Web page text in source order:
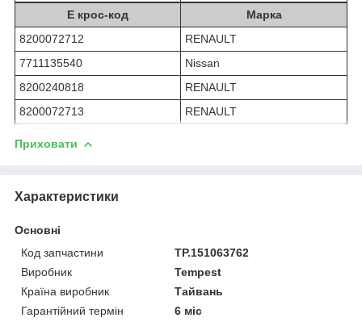
Е крос-код
Марка
8200072712
RENAULT
7711135540
Nissan
8200240818
RENAULT
8200072713
RENAULT
Приховати
Характеристики
Основні
Код запчастини
TP.151063762
Виробник
Tempest
Країна виробник
Тайвань
Гарантійний термін
6 міс